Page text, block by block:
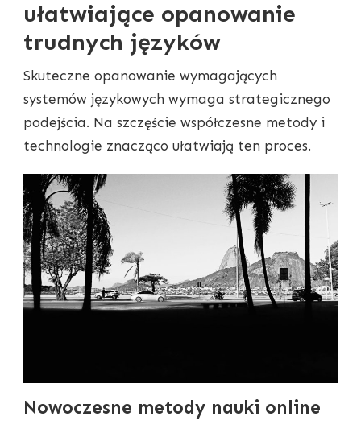
ułatwiające opanowanie
trudnych języków
Skuteczne opanowanie wymagających
systemów językowych wymaga strategicznego
podejścia. Na szczęście współczesne metody i
technologie znacząco ułatwiają ten proces.
Nowoczesne metody nauki online